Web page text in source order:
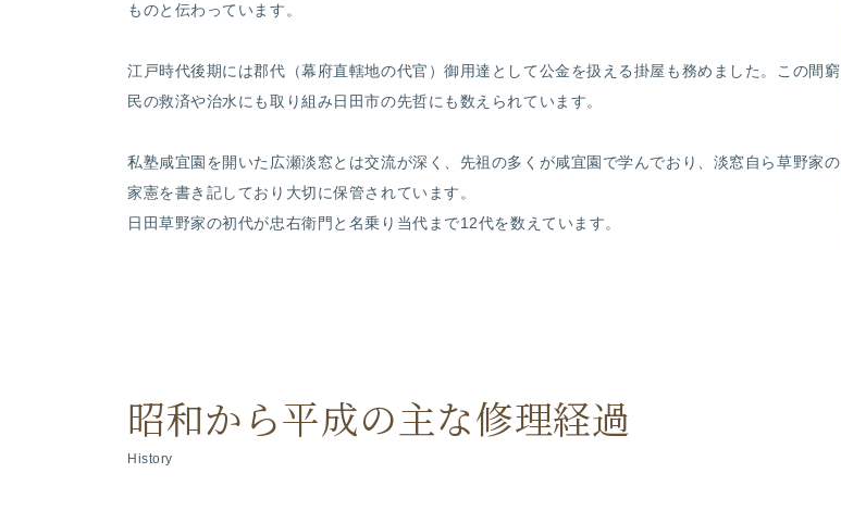
ものと伝わっています。
江戸時代後期には郡代（幕府直轄地の代官）御用達として公金を扱える掛屋も務めました。この間窮
民の救済や治水にも取り組み日田市の先哲にも数えられています。
私塾咸宜園を開いた広瀬淡窓とは交流が深く、先祖の多くが咸宜園で学んでおり、淡窓自ら草野家の
家憲を書き記しており大切に保管されています。
日田草野家の初代が忠右衛門と名乗り当代まで12代を数えています。
昭和から平成の主な修理経過
History